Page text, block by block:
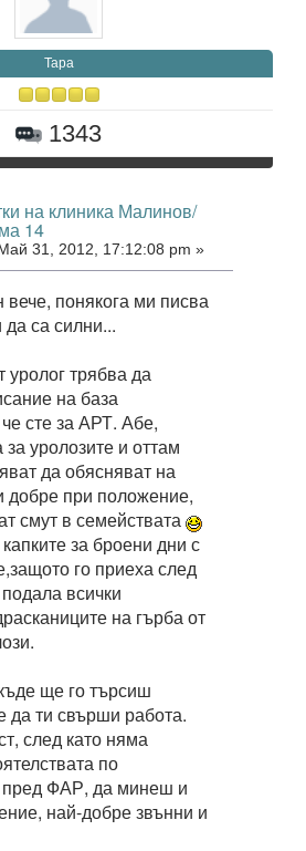
Тара
1343
на клиника Малинов/
14
31, 2012, 17:12:08 pm »
понякога ми писва
са силни...
уролог трябва да
на база
сте за АРТ. Абе,
уролозите и оттам
да обясняват на
добре при положение,
смут в семействата
за броени дни с
го приеха след
всички
на гърба от
ще го търсиш
да ти свърши работа.
след като няма
по
пред ФАР, да минеш и
най-добре звънни и